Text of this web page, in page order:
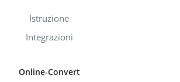
Istruzione
Integrazioni
Online-Convert